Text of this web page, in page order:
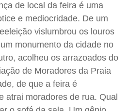
de local da feira é uma
e mediocridade. De um
vislumbrou os louros
monumento da cidade no
acolheu os arrazoados do
de Moradores da Praia
de que a feira é
atrai moradores de rua. Qual